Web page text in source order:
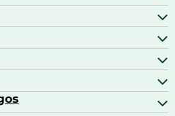
hogar